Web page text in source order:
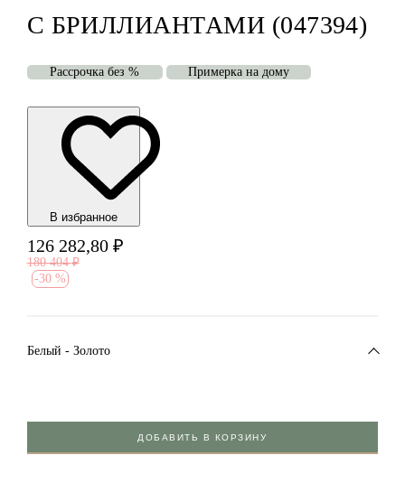
С БРИЛЛИАНТАМИ (047394)
Рассрочка без % Примерка на дому
В избранноe
126 282,80 ₽
180 404 ₽
-30 %
Белый - Золото
ДОБАВИТЬ В КОРЗИНУ